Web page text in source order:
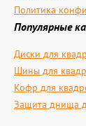
Политика
Популярные
Диски для
Шины для
Кофр для
Защита днища